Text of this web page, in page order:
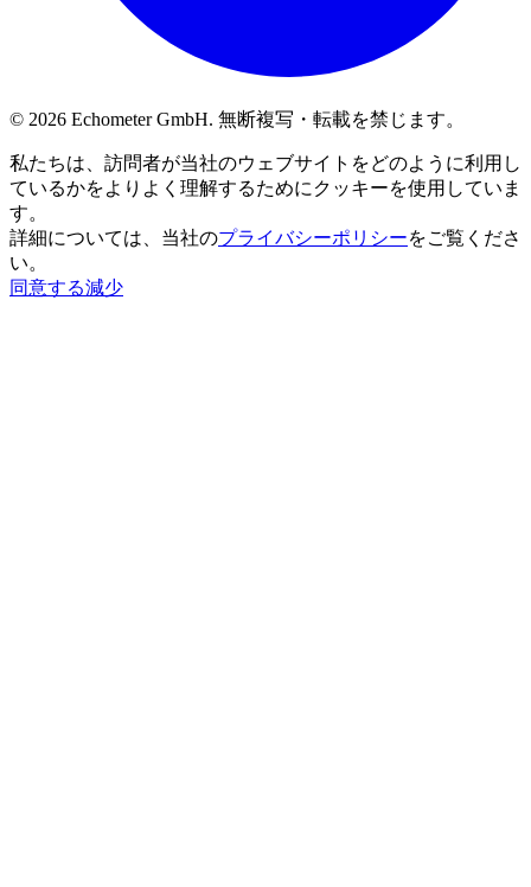
© 2026 Echometer GmbH. 無断複写・転載を禁じます。
私たちは、訪問者が当社のウェブサイトをどのように利用し
ているかをよりよく理解するためにクッキーを使用していま
す。
詳細については、当社のプライバシーポリシーをご覧くださ
い。
同意する減少